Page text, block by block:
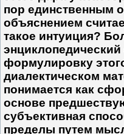
пор единственным
объяснением
такое интуиция?
формулировку
диалектическом
понимается как
основе
субъективная
пределы путем